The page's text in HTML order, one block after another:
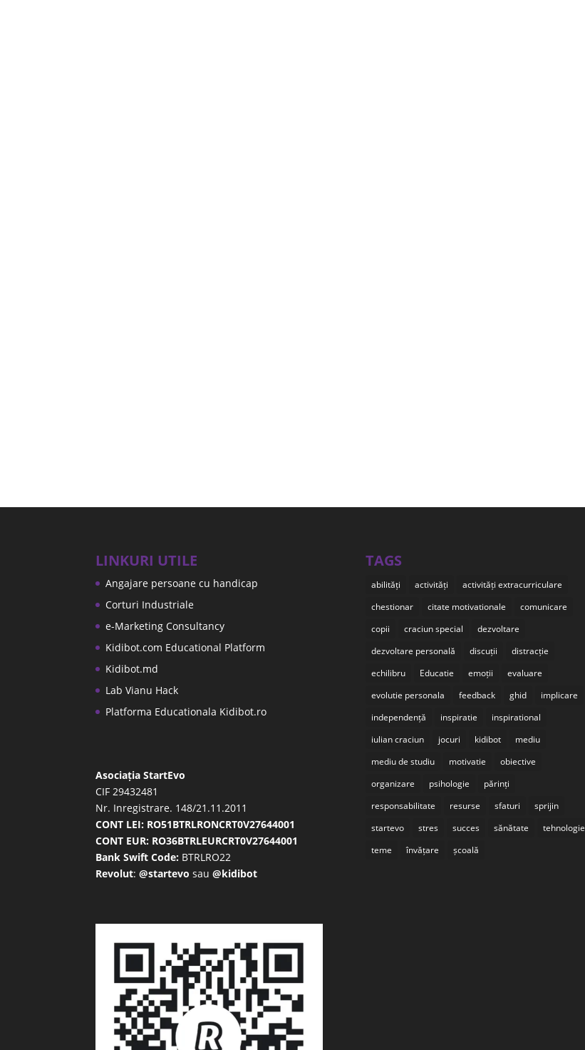
LINKURI UTILE
Angajare persoane cu handicap
Corturi Industriale
e-Marketing Consultancy
Kidibot.com Educational Platform
Kidibot.md
Lab Vianu Hack
Platforma Educationala Kidibot.ro
Asociația StartEvo
CIF 29432481
Nr. Inregistrare. 148/21.11.2011
CONT LEI: RO51BTRLRONCRT0V27644001
CONT EUR: RO36BTRLEURCRT0V27644001
Bank Swift Code: BTRLRO22
Revolut:@startevo sau@kidibot
TAGS
abilități activități
activități extracurriculare
chestionar
citate motivationale
comunicare
copii
craciun special
dezvoltare
dezvoltare personală
discuții
distracție
echilibru
Educatie emoții
evaluare
evolutie personala
feedback ghid
implicare
independență
inspiratie
inspirational
iulian craciun
jocuri kidibot
mediu
mediu de studiu
motivatie
obiective
organizare
psihologie
părinți
responsabilitate
resurse sfaturi
sprijin
startevo
stres succes sănătate
tehnologie
teme
învățare școală